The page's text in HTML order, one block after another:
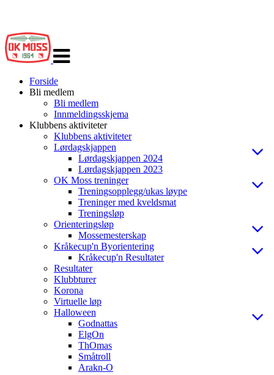
navigasjon
Forside
Bli medlem
Bli medlem
Innmeldingsskjema
Klubbens aktiviteter
Klubbens aktiviteter
Lørdagskjappen
Lørdagskjappen 2024
Lørdagskjappen 2023
OK Moss treninger
Treningsopplegg/ukas løype
Treninger med kveldsmat
Treningsløp
Orienteringsløp
Mossemesterskap
Kråkecup'n Byorientering
Kråkecup'n Resultater
Resultater
Klubbturer
Korona
Virtuelle løp
Halloween
Godnattas
ElgOn
ThOmas
Småtroll
Arakn-O